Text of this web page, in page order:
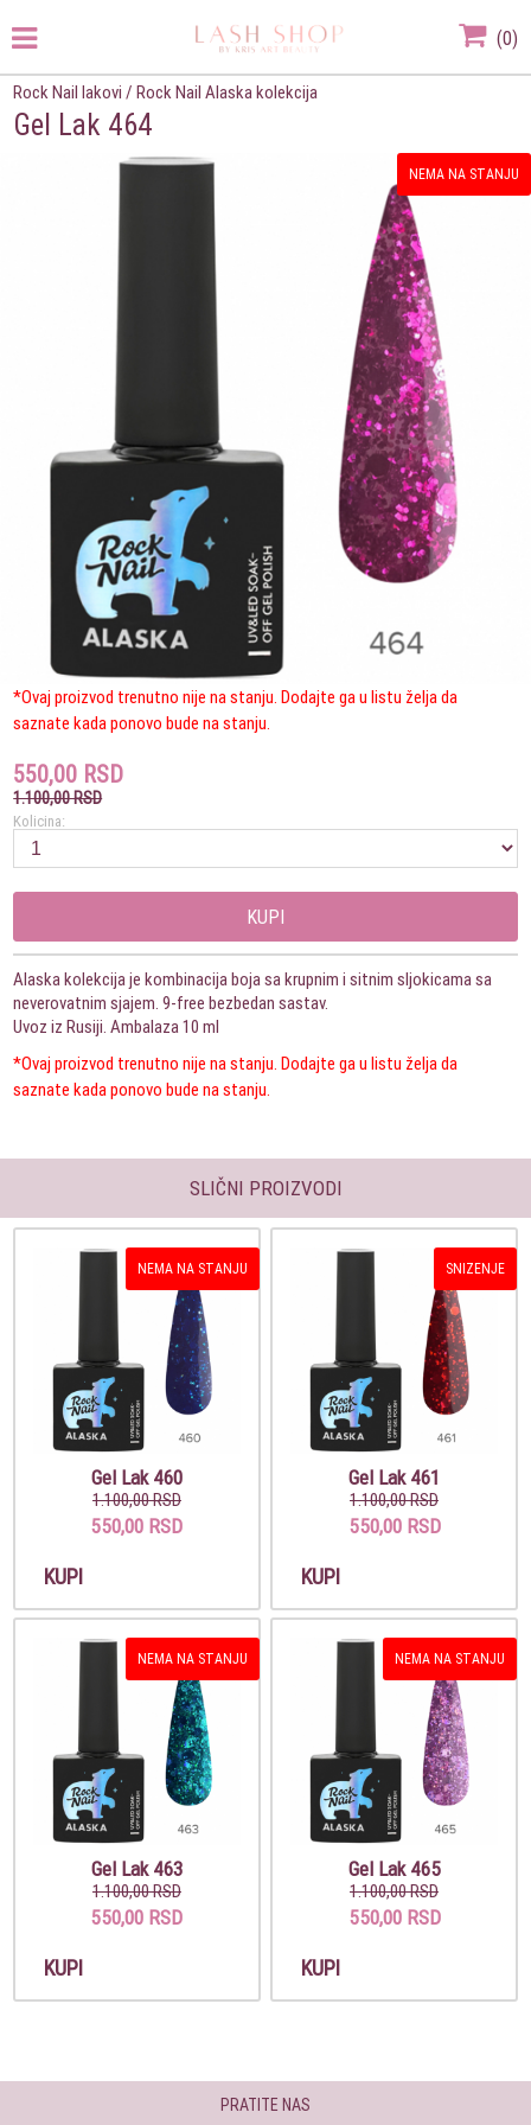
(0)
Rock Nail lakovi /Rock Nail Alaska kolekcija
Gel Lak 464
NEMA NA STANJU
*Ovaj proizvod trenutno nije na stanju. Dodajte ga u listu želja da
saznate kada ponovo bude na stanju.
550,00 RSD
1.100,00 RSD
Kolicina:
KUPI
Alaska kolekcija je kombinacija boja sa krupnim i sitnim sljokicama sa
neverovatnim sjajem. 9-free bezbedan sastav.
Uvoz iz Rusiji. Ambalaza 10 ml
*Ovaj proizvod trenutno nije na stanju. Dodajte ga u listu želja da
saznate kada ponovo bude na stanju.
SLIČNI PROIZVODI
NEMA NA STANJU
Gel Lak 460
1.100,00 RSD
550,00 RSD
KUPI
SNIZENJE
Gel Lak 461
1.100,00 RSD
550,00 RSD
KUPI
NEMA NA STANJU
Gel Lak 463
1.100,00 RSD
550,00 RSD
KUPI
NEMA NA STANJU
Gel Lak 465
1.100,00 RSD
550,00 RSD
KUPI
PRATITE NAS